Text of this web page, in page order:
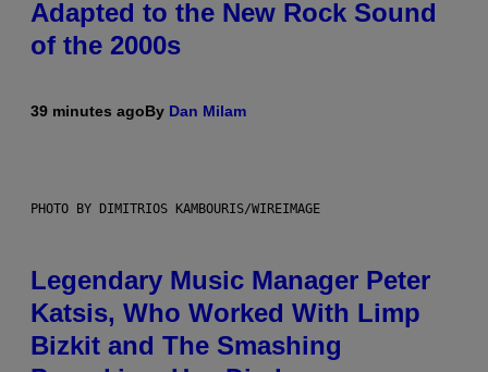
Adapted to the New Rock Sound
of the 2000s
39 minutes agoBy Dan Milam
PHOTO BY DIMITRIOS KAMBOURIS/WIREIMAGE
Legendary Music Manager Peter
Katsis, Who Worked With Limp
Bizkit and The Smashing